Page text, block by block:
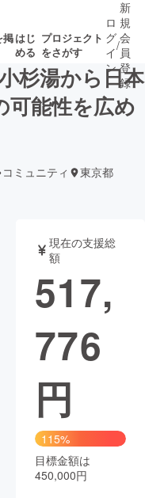
掲はじ
める
プロジェクト
をさがす
了が近いプ
書籍・雑誌
チャレンジ
Creation
コミュニティ
ロ
グ
イ
ン
/
新
規
会
員
登
録
杉湯から日本
可能性を広め
コミュニティ 東京都
現在の支援総
額
517,
776
円
115%
目標金額は
450,000円